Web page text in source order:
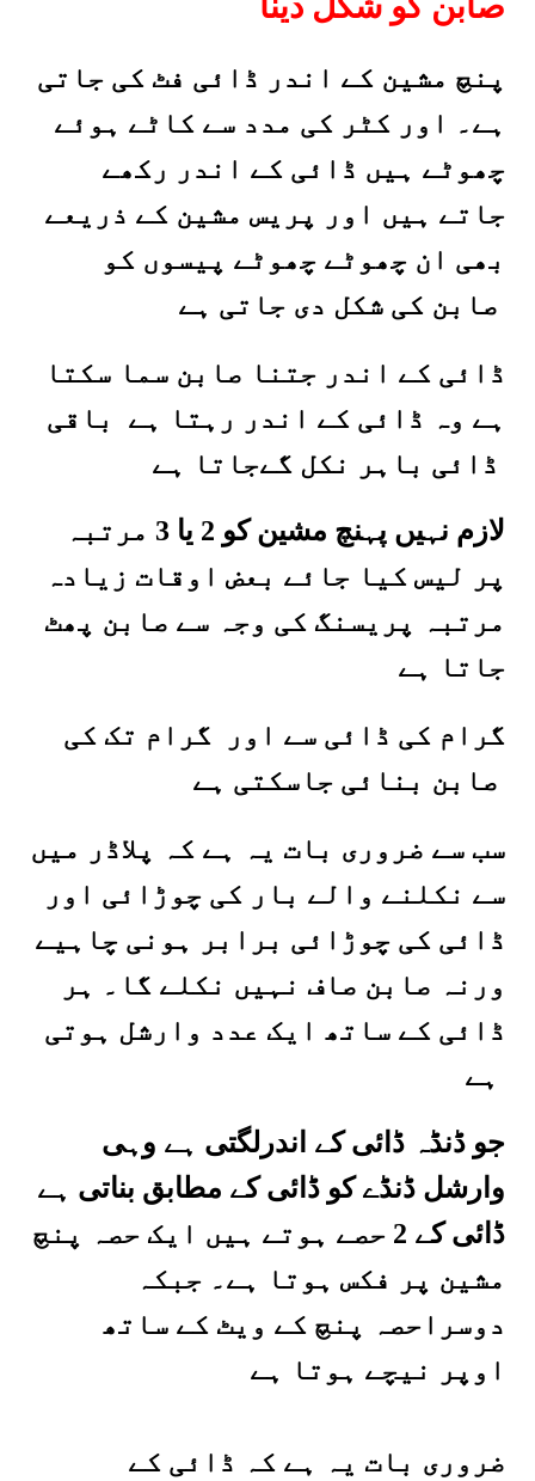
ہے۔ اور کٹر کی مدد سے کاٹے ہوئے
چھوٹے ہیں ڈائی کے اندر رکھے
جاتے ہیں اور پریس مشین کے ذریعے
بھی ان چھوٹے چھوٹے پیسوں کو
ڈائی کے اندر جتنا صابن سما سکتا
ہے وہ ڈائی کے اندر رہتا ہے باقی
لازم نہیں پہنچ مشین کو 2 یا 3 مرتبہ
پر لیس کیا جائے بعض اوقات زیادہ
مرتبہ پریسنگ کی وجہ سے صابن پھٹ
جاتا ہے
سب سے ضروری بات یہ ہے کہ پلاڈر میں
سے نکلنے والے بار کی چوڑائی اور
ڈائی کی چوڑائی برابر ہونی چاہیے
ورنہ صابن صاف نہیں نکلے گا۔ ہر
ڈائی کے ساتھ ایک عدد وارشل ہوتی
جو ڈنڈہ ڈائی کے اندر لگتی ہے وہی
وارشل ڈنڈے کو ڈائی کے مطابق بناتی ہے
ڈائی کے 2 حصے ہوتے ہیں ایک حصہ پنچ
مشین پر فکس ہوتا ہے۔ جبکہ
دوسرا حصہ پنچ کے ویٹ کے ساتھ
اوپر نیچے ہوتا ہے